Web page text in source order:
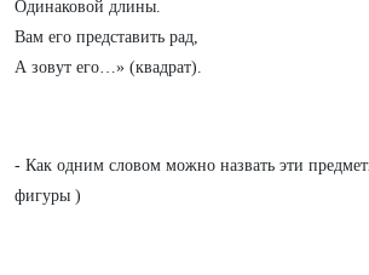
Одинаковой длины.
Вам его представить рад,
А зовут его…» (квадрат).
- Как одним словом можно назвать эти
фигуры )